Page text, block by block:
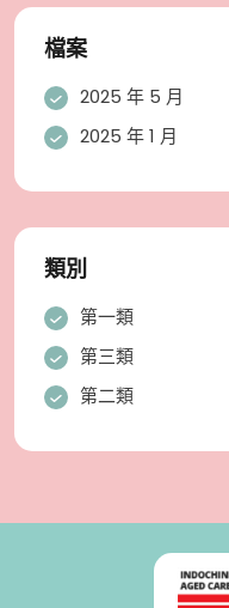
檔案
2025 年 5 月
2025 年 1 月
類別
第一類
第三類
第二類